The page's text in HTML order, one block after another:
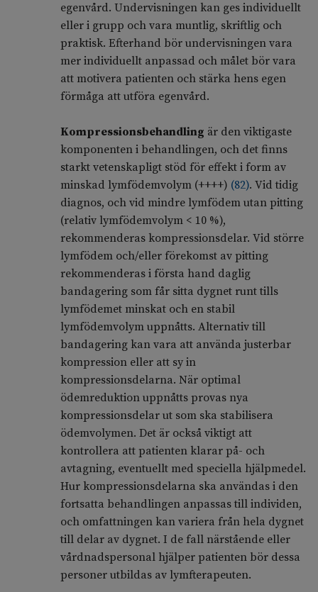
egenvård. Undervisningen kan ges individuellt
eller i grupp och vara muntlig, skriftlig och
praktisk. Efterhand bör undervisningen vara
mer individuellt anpassad och målet bör vara
att motivera patienten och stärka hens egen
förmåga att utföra egenvård.
Kompressionsbehandling är den viktigaste
komponenten i behandlingen, och det finns
starkt vetenskapligt stöd för effekt i form av
minskad lymfödemvolym (++++) (82). Vid tidig
diagnos, och vid mindre lymfödem utan pitting
(relativ lymfödemvolym < 10 %),
rekommenderas kompressionsdelar. Vid större
lymfödem och/eller förekomst av pitting
rekommenderas i första hand daglig
bandagering som får sitta dygnet runt tills
lymfödemet minskat och en stabil
lymfödemvolym uppnåtts. Alternativ till
bandagering kan vara att använda justerbar
kompression eller att sy in
kompressionsdelarna. När optimal
ödemreduktion uppnåtts provas nya
kompressionsdelar ut som ska stabilisera
ödemvolymen. Det är också viktigt att
kontrollera att patienten klarar på- och
avtagning, eventuellt med speciella hjälpmedel.
Hur kompressionsdelarna ska användas i den
fortsatta behandlingen anpassas till individen,
och omfattningen kan variera från hela dygnet
till delar av dygnet. I de fall närstående eller
vårdnadspersonal hjälper patienten bör dessa
personer utbildas av lymfterapeuten.